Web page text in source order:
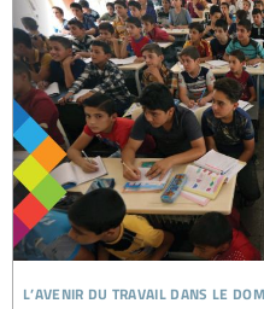
l’avenir du travail dans le